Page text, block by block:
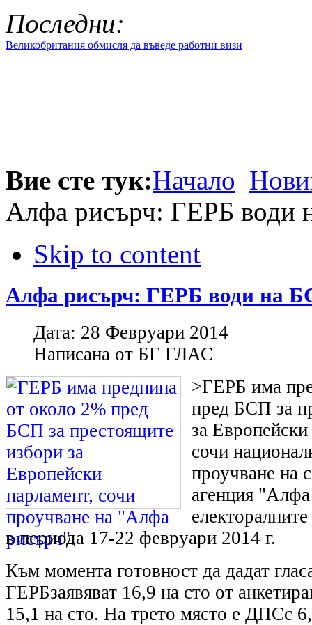
Последни:
Великобритания обмисля да въведе работни визи
Вие сте тук:Начало
Алфа рисърч: ГЕРБ води
Skip to content
Алфа рисърч: ГЕРБ води на
Дата: 28 Февруари 2014
Написана от БГ ГЛАС
>ГЕРБ има
пред БСП за
за
сочи
проучване на
агенция
в периода 17-22 февруари 2014 г.
Към момента готовност да дадат
ГЕРБзаявяват 16,9 на сто от
15,1 на сто. На трето място е ДПСс